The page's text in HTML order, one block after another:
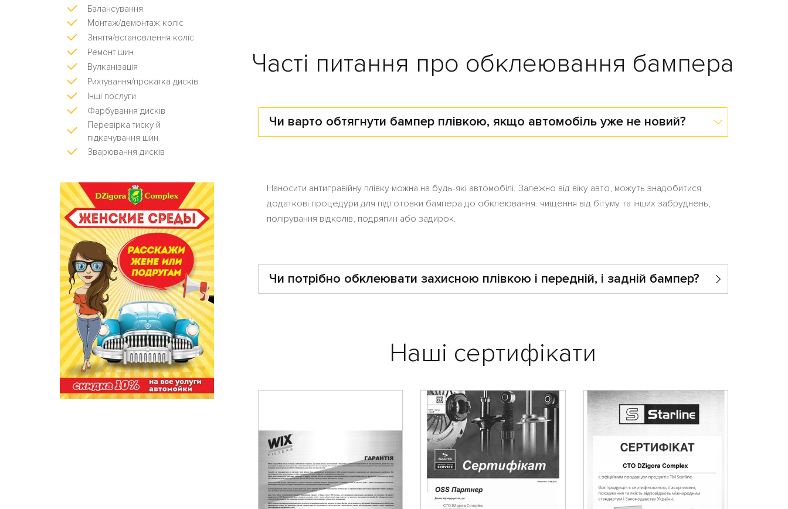
Балансування
Монтаж/демонтаж коліс
Зняття/встановлення коліс
Ремонт шин
Вулканізація
Рихтування/прокатка дисків
Інші послуги
Фарбування дисків
Перевірка тиску й
підкачування шин
Зварювання дисків
Часті питання про обклеювання бампера
Чи варто обтягнути бампер плівкою, якщо автомобіль уже не новий?
Наносити антигравійну плівку можна на будь-які автомобілі. Залежно від віку авто, можуть знадобитися
додаткові процедури для підготовки бампера до обклеювання: чищення від бітуму та інших забруднень,
полірування відколів, подряпин або задирок.
Чи потрібно обклеювати захисною плівкою і передній, і задній бампер?
Наші сертифікати